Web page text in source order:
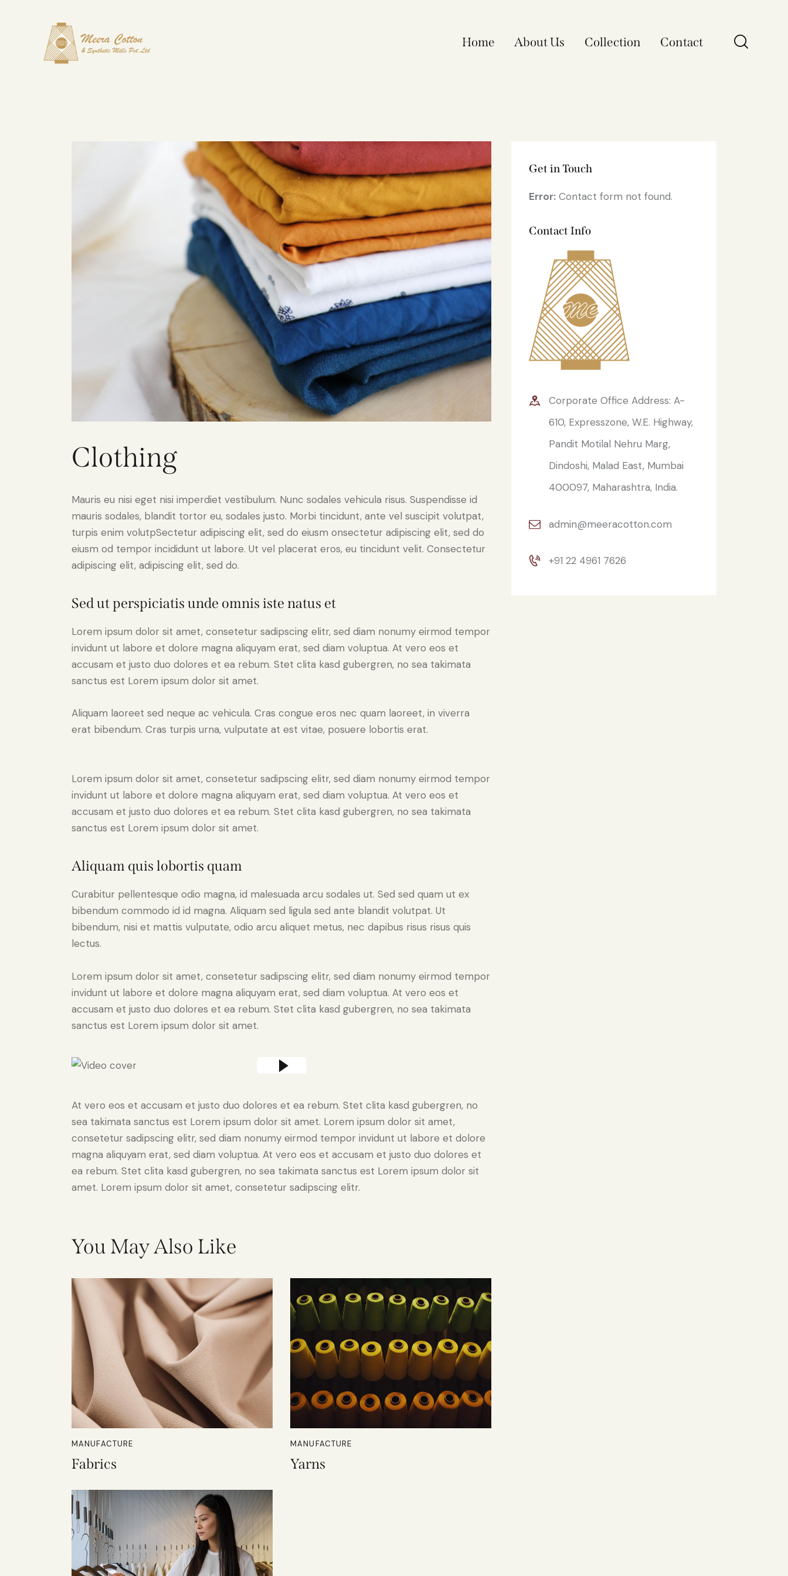
Home About Us Collection Contact
Clothing
Mauris eu nisi eget nisi imperdiet vestibulum. Nunc sodales vehicula risus. Suspendisse id
mauris sodales, blandit tortor eu, sodales justo. Morbi tincidunt, ante vel suscipit volutpat,
turpis enim volutpSectetur adipiscing elit, sed do eiusm onsectetur adipiscing elit, sed do
eiusm od tempor incididunt ut labore. Ut vel placerat eros, eu tincidunt velit. Consectetur
adipiscing elit, adipiscing elit, sed do.
Sed ut perspiciatis unde omnis iste natus et
Lorem ipsum dolor sit amet, consetetur sadipscing elitr, sed diam nonumy eirmod tempor
invidunt ut labore et dolore magna aliquyam erat, sed diam voluptua. At vero eos et
accusam et justo duo dolores et ea rebum. Stet clita kasd gubergren, no sea takimata
sanctus est Lorem ipsum dolor sit amet.
Aliquam laoreet sed neque ac vehicula. Cras congue eros nec quam laoreet, in viverra
erat bibendum. Cras turpis urna, vulputate at est vitae, posuere lobortis erat.
Lorem ipsum dolor sit amet, consetetur sadipscing elitr, sed diam nonumy eirmod tempor
invidunt ut labore et dolore magna aliquyam erat, sed diam voluptua. At vero eos et
accusam et justo duo dolores et ea rebum. Stet clita kasd gubergren, no sea takimata
sanctus est Lorem ipsum dolor sit amet.
Aliquam quis lobortis quam
Curabitur pellentesque odio magna, id malesuada arcu sodales ut. Sed sed quam ut ex
bibendum commodo id id magna. Aliquam sed ligula sed ante blandit volutpat. Ut
bibendum, nisi et mattis vulputate, odio arcu aliquet metus, nec dapibus risus risus quis
lectus.
Lorem ipsum dolor sit amet, consetetur sadipscing elitr, sed diam nonumy eirmod tempor
invidunt ut labore et dolore magna aliquyam erat, sed diam voluptua. At vero eos et
accusam et justo duo dolores et ea rebum. Stet clita kasd gubergren, no sea takimata
sanctus est Lorem ipsum dolor sit amet.
At vero eos et accusam et justo duo dolores et ea rebum. Stet clita kasd gubergren, no
sea takimata sanctus est Lorem ipsum dolor sit amet. Lorem ipsum dolor sit amet,
consetetur sadipscing elitr, sed diam nonumy eirmod tempor invidunt ut labore et dolore
magna aliquyam erat, sed diam voluptua. At vero eos et accusam et justo duo dolores et
ea rebum. Stet clita kasd gubergren, no sea takimata sanctus est Lorem ipsum dolor sit
amet. Lorem ipsum dolor sit amet, consetetur sadipscing elitr.
You May Also Like
Fabrics
MANUFACTURE
Yarns
MANUFACTURE
Get in Touch
Error: Contact form not found.
Contact Info
Corporate Office Address: A-
610, Expresszone, W.E. Highway,
Pandit Motilal Nehru Marg,
Dindoshi, Malad East, Mumbai
400097, Maharashtra, India.
admin@meeracotton.com
+91 22 4961 7626